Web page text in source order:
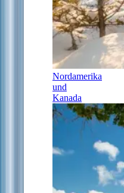
Nordamerika
und
Kanada